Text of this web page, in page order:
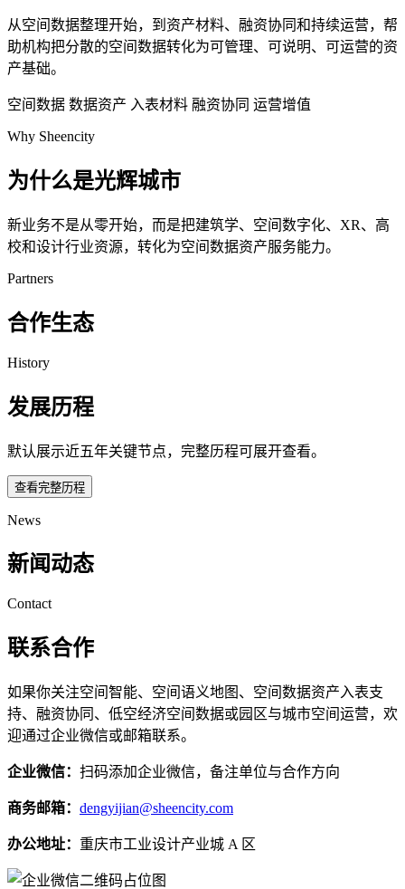
从空间数据整理开始，到资产材料、融资协同和持续运营，帮
助机构把分散的空间数据转化为可管理、可说明、可运营的资
产基础。
空间数据 数据资产 入表材料 融资协同 运营增值
Why Sheencity
为什么是光辉城市
新业务不是从零开始，而是把建筑学、空间数字化、XR、高
校和设计行业资源，转化为空间数据资产服务能力。
Partners
合作生态
History
发展历程
默认展示近五年关键节点，完整历程可展开查看。
查看完整历程
News
新闻动态
Contact
联系合作
如果你关注空间智能、空间语义地图、空间数据资产入表支
持、融资协同、低空经济空间数据或园区与城市空间运营，欢
迎通过企业微信或邮箱联系。
企业微信： 扫码添加企业微信，备注单位与合作方向
商务邮箱： dengyijian@sheencity.com
办公地址： 重庆市工业设计产业城 A 区